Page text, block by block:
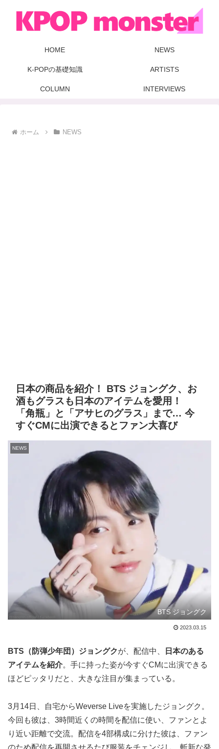
HOME NEWS
K-POPの基礎知識 ARTISTS
COLUMN INTERVIEWS
ホーム NEWS
日本の商品を紹介！ BTS ジョングク、お
酒もグラスも日本のアイテムを愛用！
「角瓶」と「アサヒのグラス」まで… 今
すぐCMに出演できるとファン大喜び
NEWS
BTS ジョングク
2023.03.15
BTS（防弾少年団）ジョングクが、配信中、
日本のある
アイテムを紹介。手に持った姿が今すぐCMに出演できる
ほどピッタリだと、大きな注目が集まっている。
3月14日、自宅からWeverse Liveを実施したジョングク。
今回も彼は、3時間近くの時間を配信に使い、ファンとよ
り近い距離で交流。配信を4部構成に分けた彼は、ファン
のため配信を再開させるたび服装をチェンジし、斬新な発